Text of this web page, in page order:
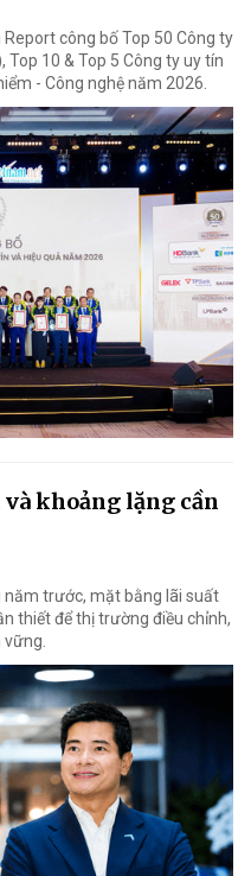
công bố Top 50 Công ty
10 & Top 5 Công ty uy tín
- Công nghệ năm 2026.
khoảng lặng cần
trước, mặt bằng lãi suất
thiết để thị trường điều chỉnh,